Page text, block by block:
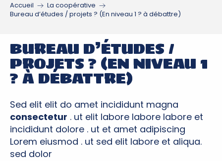
Accueil
La coopérative
Bureau d’études / projets ? (En niveau 1 ? à débattre)
BUREAU D’ÉTUDES /
PROJETS ? (EN NIVEAU 1
? À DÉBATTRE)
Sed elit elit do amet incididunt magna
consectetur . ut elit labore labore labore et
incididunt dolore . ut et amet adipiscing
Lorem eiusmod . ut sed elit labore et aliqua.
sed dolor